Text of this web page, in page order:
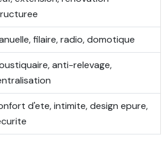
filaire, radio, domotique
anti-relevage,
d'ete, intimite, design epure,